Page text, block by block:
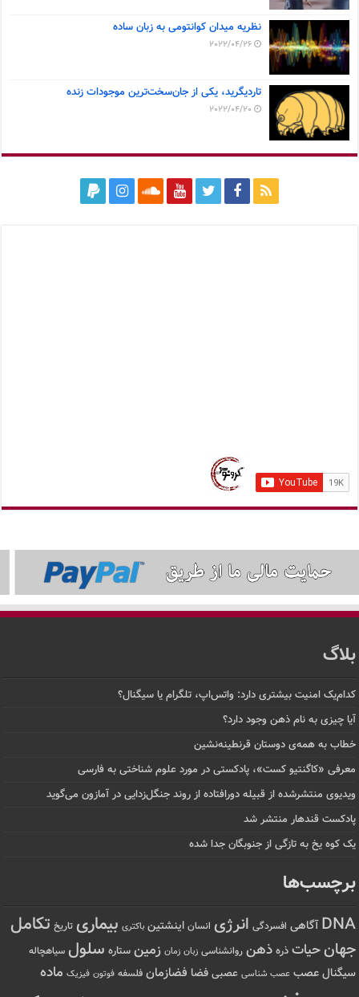
نظریه میدان کوانتومی به زبان ساده
2022/04/26
تاردیگرید، یکی از جان‌سخت‌ترین موجودات زنده
2022/04/20
بلاگ
کدام‌یک امنیت بیشتری دارد: واتس‌اپ، تلگرام یا سیگنال؟
آیا چیزی به نام ذهن وجود دارد؟
خطاب به همه‌ی دوستان قرنطینه‌نشین
معرفی «کاگنتیو کست»، پادکستی در مورد علوم شناختی به فارسی
ویدیوی منتشرشده از قبیله دورافتاده‌ از روند جنگل‌زدایی در آمازون می‌گوید
پادکست قندهار منتشر شد
یک کوه یخ به تازگی از جنوبگان جدا شده
برچسب‌ها
DNA آگاهی افسردگی انرژی انسان اینشتین باکتری بیماری تاریخ تکامل
جهانحیات ذره ذهن روانشناسی زبان زمان زمین ستاره سلول سیاهچاله
سیگنال عصب عصب شناسی عصبی فضا فضازمان فلسفه فوتون فیزیک ماده